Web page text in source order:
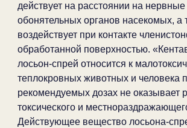
действует на расстоянии на
обонятельных органов насекомых, а
воздействует при контакте
обработанной поверхностью.
лосьон-спрей относится к
теплокровных животных и человека
рекомендуемых дозах не оказывает
токсического и
Действующее вещество лосьона-